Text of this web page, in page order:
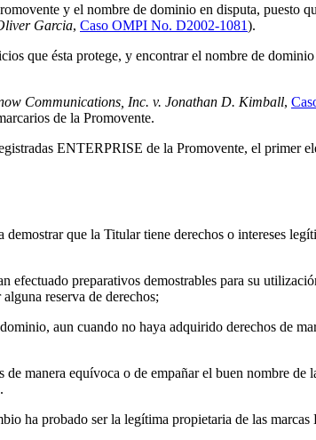
y el nombre de dominio en disputa, puesto
Garcia, Caso OMPI No. D2002-1081).
que ésta protege, y encontrar el nombre de
Communications, Inc. v. Jonathan D. Kimball,
de la Promovente.
ENTERPRISE de la Promovente, el primer
que la Titular tiene derechos o intereses
preparativos demostrables para su
reserva de derechos;
aun cuando no haya adquirido derechos de
manera equívoca o de empañar el buen nombre de
ha probado ser la legítima propietaria de las